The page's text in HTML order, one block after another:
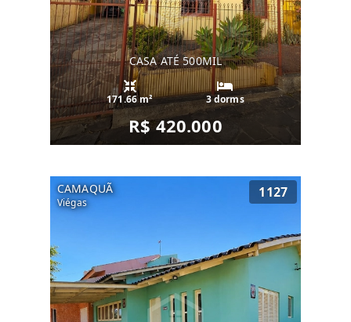
CASA ATÉ 500MIL
171.66 m² 3 dorms
R$ 420.000
CAMAQUÃ
Viégas
1127